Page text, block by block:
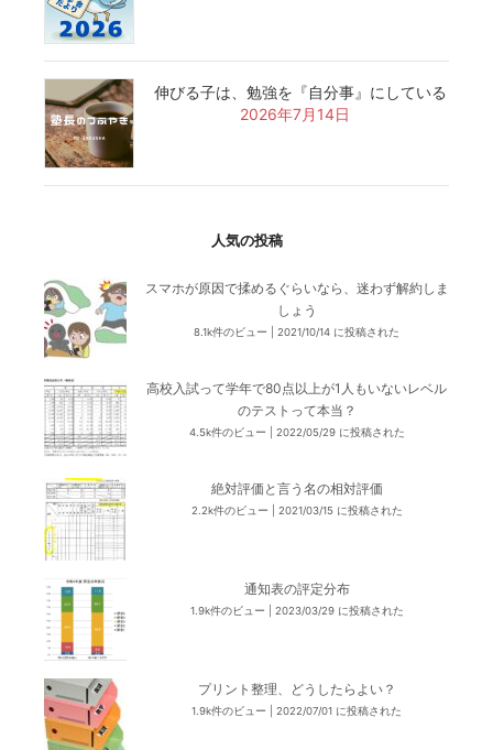
伸びる子は、勉強を『自分事』にしている
2026年7月14日
人気の投稿
スマホが原因で揉めるぐらいなら、迷わず解約しま
しょう
8.1k件のビュー 2021/10/14 に投稿された
高校入試って学年で80点以上が1人もいないレベル
のテストって本当？
4.5k件のビュー 2022/05/29 に投稿された
絶対評価と言う名の相対評価
2.2k件のビュー 2021/03/15 に投稿された
通知表の評定分布
1.9k件のビュー 2023/03/29 に投稿された
プリント整理、どうしたらよい？
1.9k件のビュー 2022/07/01 に投稿された